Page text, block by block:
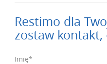
Restimo dla
zostaw
Imię*